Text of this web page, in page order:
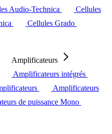
Audio-Technica
Cellules
Cellules Grado
Amplificateurs
Amplificateurs intégrés
Amplificateurs
de puissance Mono